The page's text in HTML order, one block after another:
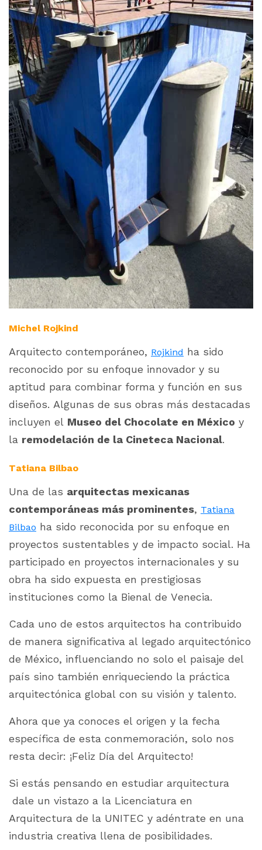
Michel Rojkind
Arquitecto contemporáneo, Rojkind ha sido
reconocido por su enfoque innovador y su
aptitud para combinar forma y función en sus
diseños. Algunas de sus obras más destacadas
incluyen el Museo del Chocolate en México y
la remodelación de la Cineteca Nacional.
Tatiana Bilbao
Una de las arquitectas mexicanas
contemporáneas más prominentes, Tatiana
Bilbao ha sido reconocida por su enfoque en
proyectos sustentables y de impacto social. Ha
participado en proyectos internacionales y su
obra ha sido expuesta en prestigiosas
instituciones como la Bienal de Venecia.
Cada uno de estos arquitectos ha contribuido
de manera significativa al legado arquitectónico
de México, influenciando no solo el paisaje del
país sino también enriqueciendo la práctica
arquitectónica global con su visión y talento.
Ahora que ya conoces el origen y la fecha
específica de esta conmemoración, solo nos
resta decir: ¡Feliz Día del Arquitecto!
Si estás pensando en estudiar arquitectura
dale un vistazo a la Licenciatura en
Arquitectura de la UNITEC y adéntrate en una
industria creativa llena de posibilidades.